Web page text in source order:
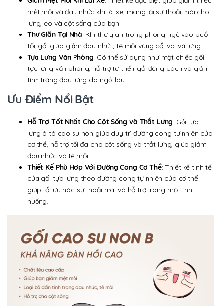
mệt mỏi và đau nhức khi lái xe, mang lại sự thoải mái cho
lưng, eo và cột sống của bạn.
Thư Giãn Tại Nhà: Khi thư giãn trong phòng ngủ vào buổi
tối, gối giúp giảm đau nhức, tê mỏi vùng cổ, vai và lưng.
Tựa Lưng Văn Phòng: Có thể sử dụng như một chiếc gối
tựa lưng văn phòng, hỗ trợ tư thế ngồi đúng cách và giảm
tình trạng đau lưng do ngồi lâu.
Ưu Điểm Nổi Bật
Hỗ Trợ Tốt Nhất Cho Cột Sống và Thắt Lưng: Gối tựa
lưng ô tô cao su non giúp duy trì đường cong tự nhiên của
cơ thể, hỗ trợ tối đa cho cột sống và thắt lưng, giúp giảm
đau nhức và tê mỏi.
Thiết Kế Phù Hợp Với Đường Cong Cơ Thể: Thiết kế tinh tế
của gối tựa lưng theo đường cong tự nhiên của cơ thể
giúp tối ưu hóa sự thoải mái và hỗ trợ trong mọi tình
huống.